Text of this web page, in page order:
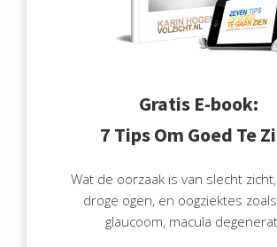
Gratis E-book:
7 Tips Om Goed Te
Wat de oorzaak is van slecht
droge ogen, en oogziektes
glaucoom, macula